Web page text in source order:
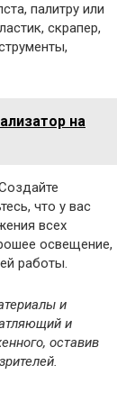
палитру или
скрапер,
на
что у вас
всех
освещение,
работы.
и
и
оставив